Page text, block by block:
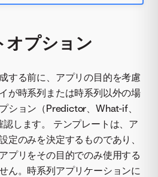
オプション
する前に、アプリの目的を考慮
が時系列または時系列以外の場
ション（Predictor、What-if、
します。 テンプレートは、ア
定のみを決定するものであり、
プリをその目的でのみ使用する
ん。時系列アプリケーションに